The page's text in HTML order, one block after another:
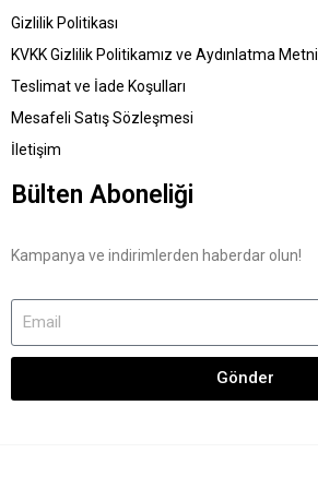
Gizlilik Politikası
KVKK Gizlilik Politikamız ve Aydınlatma Metni
Teslimat ve İade Koşulları
Mesafeli Satış Sözleşmesi
İletişim
Bülten Aboneliği
Kampanya ve indirimlerden haberdar olun!
Gönder